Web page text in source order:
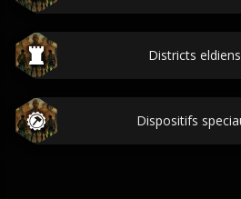
Districts
Dispositifs